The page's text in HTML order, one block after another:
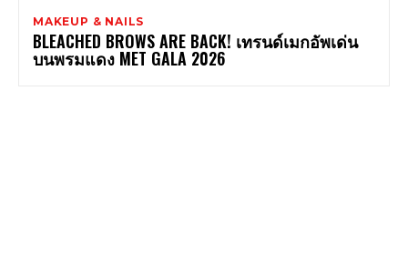
MAKEUP & NAILS
BLEACHED BROWS ARE BACK! เทรนด์เมกอัพเด่น
บนพรมแดง MET GALA 2026